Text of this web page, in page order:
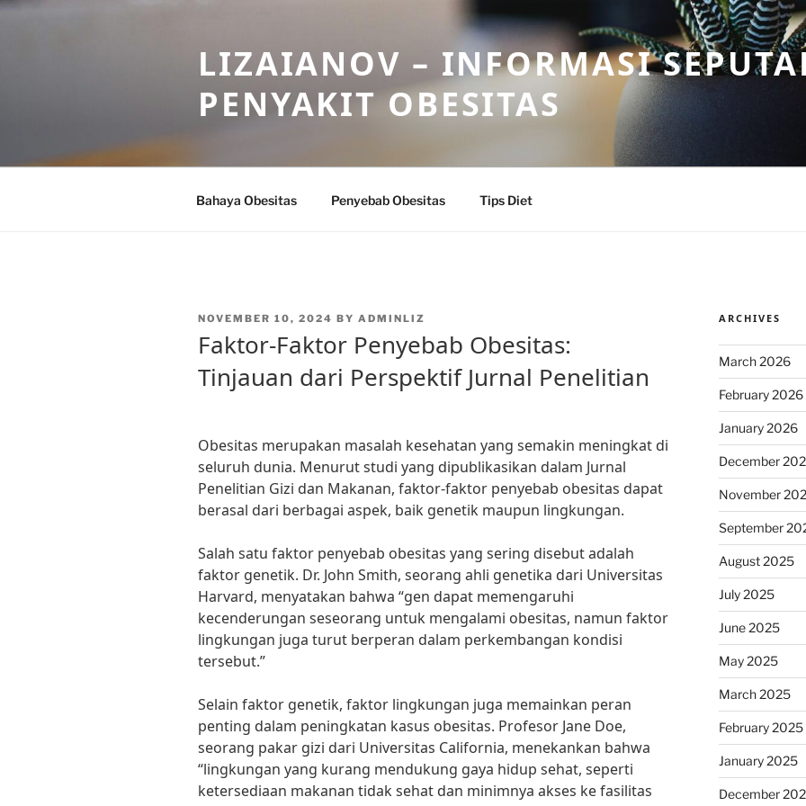
Skip
LIZAIANOV – INFORMASI
PENYAKIT OBESITAS
Bahaya Obesitas Penyebab Obesitas Tips Diet
POSTED
NOVEMBER 10, 2024 BY ADMINLIZ
Faktor-Faktor Penyebab Obesitas:
Tinjauan dari Perspektif Jurnal Penelitian
Obesitas merupakan masalah kesehatan yang semakin meningkat di
seluruh dunia. Menurut studi yang dipublikasikan dalam Jurnal
Penelitian Gizi dan Makanan, faktor-faktor penyebab obesitas dapat
berasal dari berbagai aspek, baik genetik maupun lingkungan.
Salah satu faktor penyebab obesitas yang sering disebut adalah
faktor genetik. Dr. John Smith, seorang ahli genetika dari Universitas
Harvard, menyatakan bahwa “gen dapat memengaruhi
kecenderungan seseorang untuk mengalami obesitas, namun faktor
lingkungan juga turut berperan dalam perkembangan kondisi
tersebut.”
Selain faktor genetik, faktor lingkungan juga memainkan peran
penting dalam peningkatan kasus obesitas. Profesor Jane Doe,
seorang pakar gizi dari Universitas California, menekankan bahwa
“lingkungan yang kurang mendukung gaya hidup sehat, seperti
ketersediaan makanan tidak sehat dan minimnya akses ke fasilitas
ARCHIVES
March 2026
February 2026
January 2026
December
November
September
August 2025
July 2025
June 2025
May 2025
March 2025
February 2025
January 2025
December